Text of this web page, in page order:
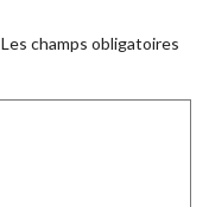
Les champs obligatoires